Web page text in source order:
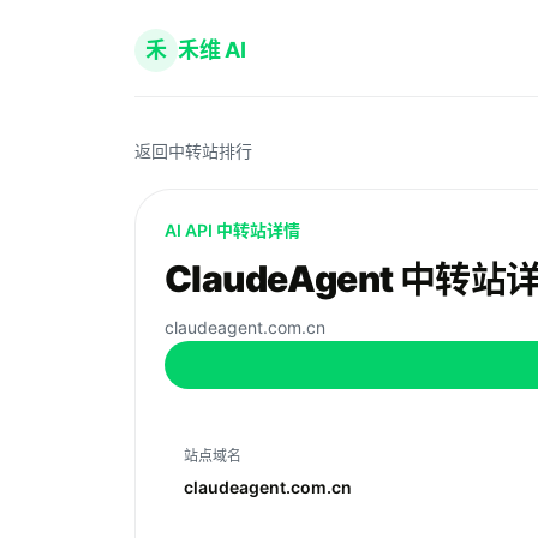
禾 禾维 AI
返回中转站排行
AI API 中转站详情
ClaudeAgent 中转站
claudeagent.com.cn
站点域名
claudeagent.com.cn